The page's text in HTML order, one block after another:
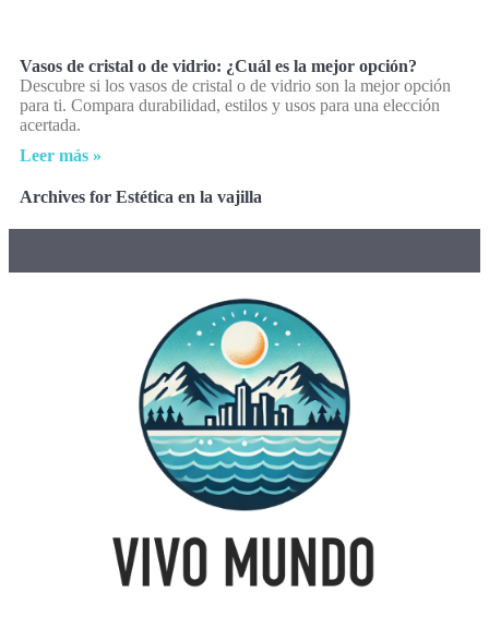
Vasos de cristal o de vidrio: ¿Cuál es la mejor opción?
Descubre si los vasos de cristal o de vidrio son la mejor opción
para ti. Compara durabilidad, estilos y usos para una elección
acertada.
Leer más »
Archives for Estética en la vajilla